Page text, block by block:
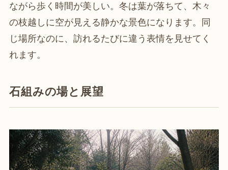
ながら歩く時間が美しい。冬は葉が落ちて、木々
の枝越しに空が見える静かな景色になります。同
じ場所なのに、訪れるたびに違う表情を見せてく
れます。
石組みの場と展望